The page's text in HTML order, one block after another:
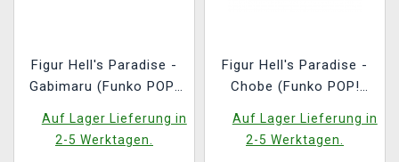
Figur Hell's Paradise -
Gabimaru (Funko POP!
Auf Lager Lieferung in
2-5 Werktagen.
Figur Hell's Paradise -
Chobe (Funko POP!
Auf Lager Lieferung in
2-5 Werktagen.